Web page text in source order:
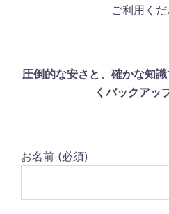
ご利用くだ
圧倒的な安さと、確かな知
くバックアッ
お名前 (必須)